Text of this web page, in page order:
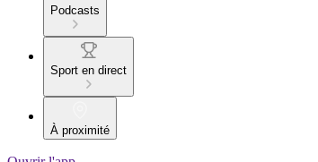
Podcasts
Sport en direct
À proximité